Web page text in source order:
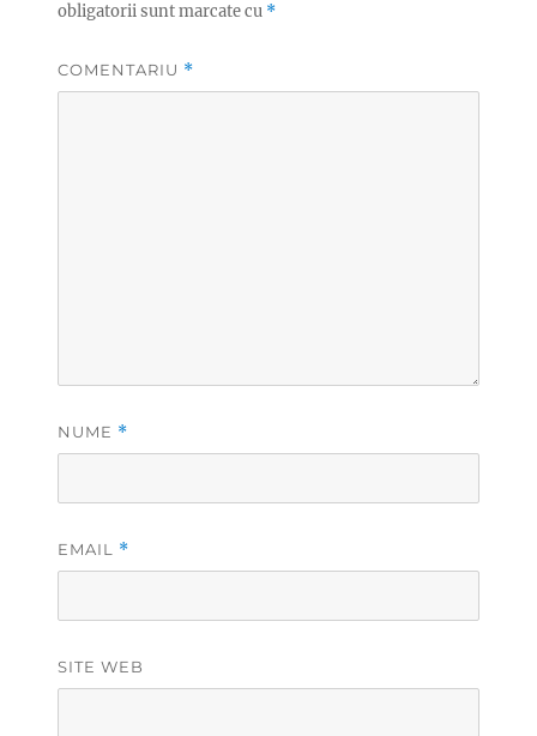
obligatorii sunt marcate cu *
COMENTARIU *
NUME *
EMAIL *
SITE WEB